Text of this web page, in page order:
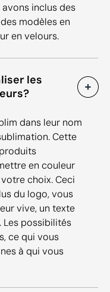
inclus des
modèles en
en velours.
les
dans leur nom
Cette
en couleur
choix. Ceci
du logo, vous
vive, un texte
Les possibilités
ce qui vous
à qui vous